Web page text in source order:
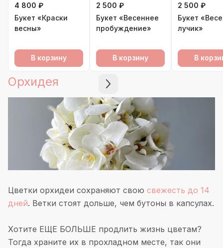
4 800 ₽
Букет «Краски
весны»
В корзину
2 500 ₽
Букет «Весеннее
пробуждение»
В корзину
2 500 ₽
Букет
лучик»
В
Орхидея
Цветки орхидеи сохраняют свою свежесть до 14
дней. Ветки стоят дольше, чем бутоны в капсулах.
Хотите ЕЩЕ БОЛЬШЕ продлить жизнь цветам?
Тогда храните их в прохладном месте, так они